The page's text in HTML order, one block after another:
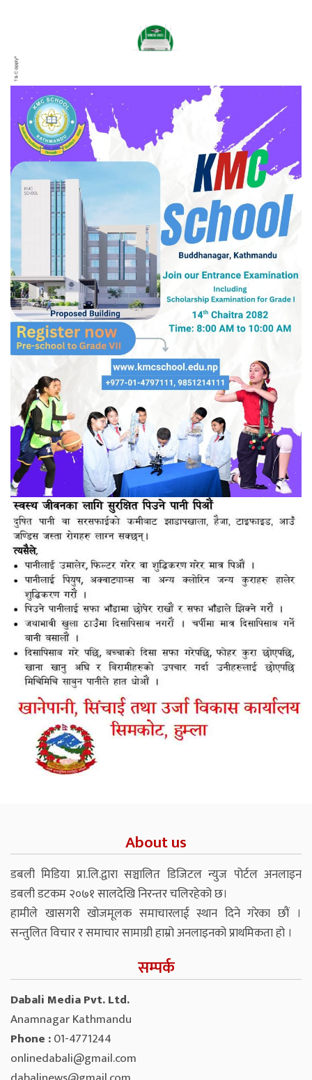
About us
डबली मिडिया प्रा.लि.द्वारा सञ्चालित डिजिटल न्युज पोर्टल अनलाइन
डबली डटकम २०७१ सालदेखि निरन्तर चलिरहेको छ।
हामीले खासगरी खोजमूलक समाचारलाई स्थान दिने गरेका छौं ।
सन्तुलित विचार र समाचार सामाग्री हाम्रो अनलाइनको प्राथमिकता हो ।
सम्पर्क
Dabali Media Pvt. Ltd.
Anamnagar Kathmandu
Phone :01-4771244
onlinedabali@gmail.com